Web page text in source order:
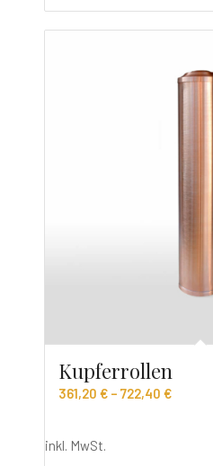
Kupferrollen
361,20 €– 722,40 €
inkl. MwSt.